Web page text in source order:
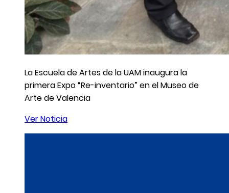
La Escuela de Artes de la UAM inaugura la
primera Expo “Re-inventario” en el Museo de
Arte de Valencia
Ver Noticia